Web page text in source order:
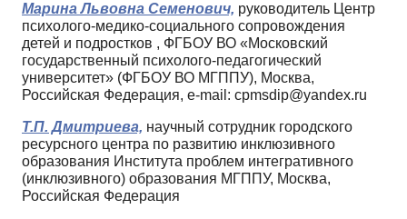
Марина Львовна Семенович, руководитель Центр
психолого-медико-социального сопровождения
детей и подростков , ФГБОУ ВО «Московский
государственный психолого-педагогический
университет» (ФГБОУ ВО МГППУ), Москва,
Российская Федерация, e-mail: cpmsdip@yandex.ru
Т.П. Дмитриева, научный сотрудник городского
ресурсного центра по развитию инклюзивного
образования Института проблем интегративного
(инклюзивного) образования МГППУ, Москва,
Российская Федерация